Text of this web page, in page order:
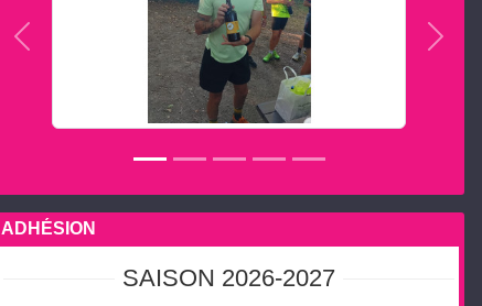
Précedent
ADHÉSION
SAISON 2026-2027